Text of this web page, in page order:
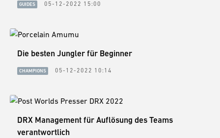
GUIDES 05-12-2022 15:00
Die besten Jungler für Beginner
CHAMPIONS 05-12-2022 10:14
DRX Management für Auflösung des Teams
verantwortlich